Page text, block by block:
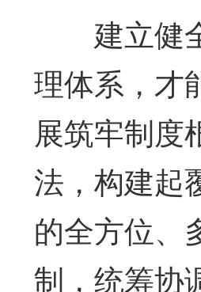
建立健全
理体系，才
展筑牢制度
法，构建起
的全方位、
制，统筹协